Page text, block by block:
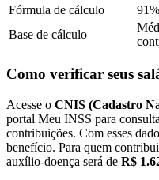
Fórmula de cálculo
Base de cálculo
Como verificar seus
Acesse o CNIS (Cadastro
portal Meu INSS para
contribuições. Com esses
benefício. Para quem
auxílio-doença será de R$